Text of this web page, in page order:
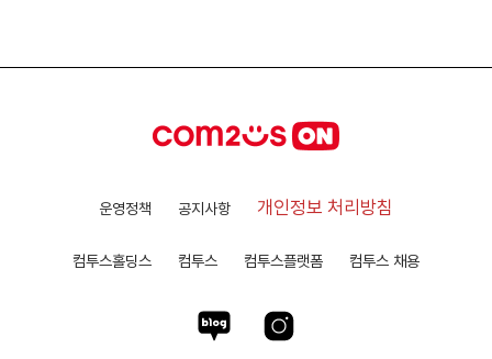
운영정책 공지사항 개인정보 처리방침
컴투스홀딩스 컴투스 컴투스플랫폼 컴투스 채용